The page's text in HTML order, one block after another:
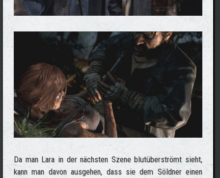
Da man Lara in der nächsten Szene blutüberströmt sieht,
kann man davon ausgehen, dass sie dem Söldner einen